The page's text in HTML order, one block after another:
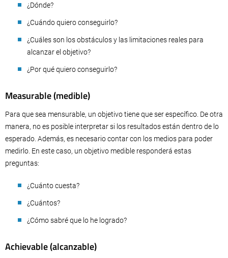
¿Dónde?
¿Cuándo quiero conseguirlo?
¿Cuáles son los obstáculos y las limitaciones reales para
alcanzar el objetivo?
¿Por qué quiero conseguirlo?
Measurable (medible)
Para que sea mensurable, un objetivo tiene que ser específico. De otra
manera, no es posible interpretar si los resultados están dentro de lo
esperado. Además, es necesario contar con los medios para poder
medirlo. En este caso, un objetivo medible responderá estas
preguntas:
¿Cuánto cuesta?
¿Cuántos?
¿Cómo sabré que lo he logrado?
Achievable (alcanzable)